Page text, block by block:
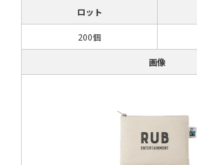
ロット
200個
画像